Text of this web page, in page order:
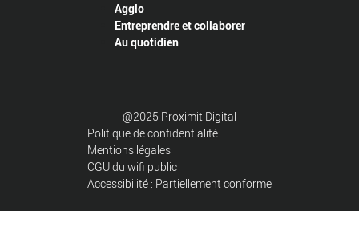
Agglo
Entreprendre et collaborer
Au quotidien
@2025 Proximit Digital
Politique de confidentialité
Mentions légales
CGU du wifi public
Accessibilité : Partiellement conforme